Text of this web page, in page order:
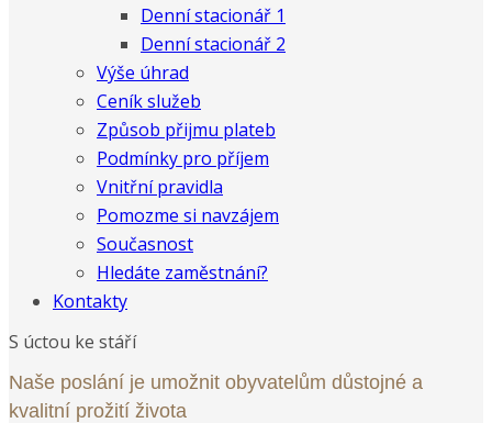
Denní stacionář 1
Denní stacionář 2
Výše úhrad
Ceník služeb
Způsob přijmu plateb
Podmínky pro příjem
Vnitřní pravidla
Pomozme si navzájem
Současnost
Hledáte zaměstnání?
Kontakty
S úctou ke stáří
Naše poslání je umožnit obyvatelům důstojné a
kvalitní prožití života